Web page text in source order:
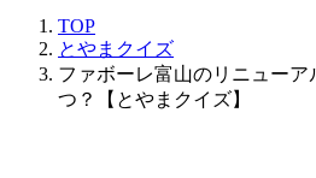
TOP
とやまクイズ
ファボーレ富山のリニュー
つ？【とやまクイズ】